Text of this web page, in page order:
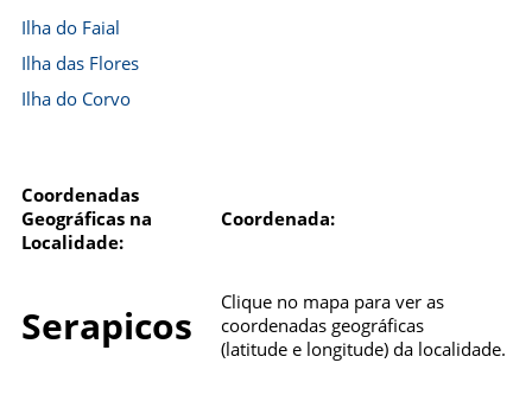
Ilha do Faial
Ilha das Flores
Ilha do Corvo
Coordenadas
Geográficas na
Localidade:
Coordenada:
Serapicos
Clique no mapa para ver as
coordenadas geográficas
(latitude e longitude) da localidade.